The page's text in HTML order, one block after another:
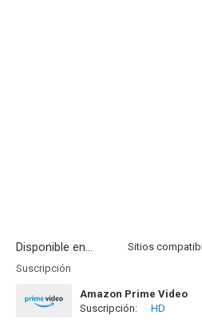
Disponible en...
Suscripción
Amazon Prime Video
Suscripción:
HD